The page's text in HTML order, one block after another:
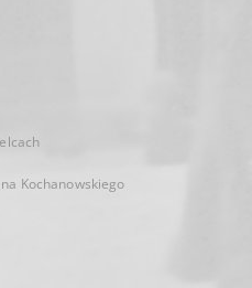
Kochanowskiego